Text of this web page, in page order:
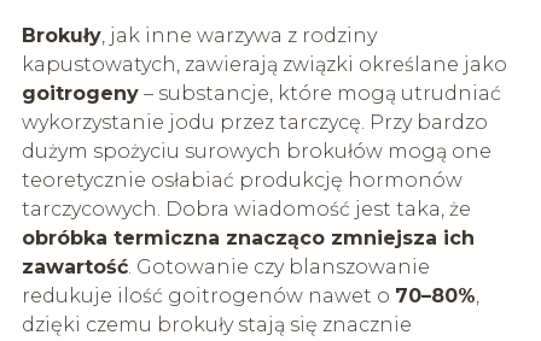
Brokuły, jak inne warzywa z rodziny
kapustowatych, zawierają związki określane jako
goitrogeny– substancje, które mogą utrudniać
wykorzystanie jodu przez tarczycę. Przy bardzo
dużym spożyciu surowych brokułów mogą one
teoretycznie osłabiać produkcję hormonów
tarczycowych. Dobra wiadomość jest taka, że
obróbka termiczna znacząco zmniejsza ich
zawartość. Gotowanie czy blanszowanie
redukuje ilość goitrogenów nawet o 70–80%,
dzięki czemu brokuły stają się znacznie